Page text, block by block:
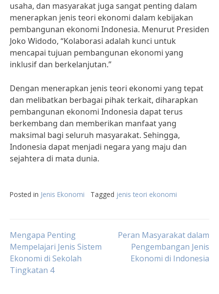
usaha, dan masyarakat juga sangat penting dalam
menerapkan jenis teori ekonomi dalam kebijakan
pembangunan ekonomi Indonesia. Menurut Presiden
Joko Widodo, “Kolaborasi adalah kunci untuk
mencapai tujuan pembangunan ekonomi yang
inklusif dan berkelanjutan.”
Dengan menerapkan jenis teori ekonomi yang tepat
dan melibatkan berbagai pihak terkait, diharapkan
pembangunan ekonomi Indonesia dapat terus
berkembang dan memberikan manfaat yang
maksimal bagi seluruh masyarakat. Sehingga,
Indonesia dapat menjadi negara yang maju dan
sejahtera di mata dunia.
Posted in Jenis Ekonomi Tagged jenis teori ekonomi
Post
navigation
Mengapa Penting
Mempelajari Jenis Sistem
Ekonomi di Sekolah
Tingkatan 4
Peran Masyarakat dalam
Pengembangan Jenis
Ekonomi di Indonesia